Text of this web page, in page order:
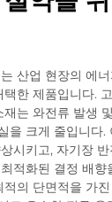
산업 현장의 에
한 제품입니다.
는 와전류 발생
을 크게 줄입니다.
시키고, 자기장
적화된 결정 배향
의 단면적을 가